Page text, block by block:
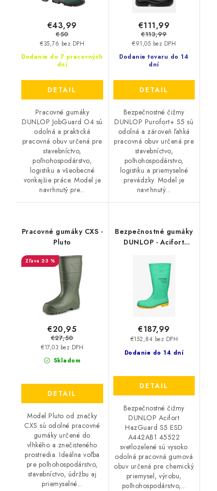
Dodanie do 7 pracovných
dní
€35,76 bez DPH
€43,99
€50
DETAIL
Pracovné gumáky
DUNLOP JobGuard O4 sú
odolná a praktická
pracovná obuv určená pre
stavebníctvo,
poľnohospodárstvo,
logistiku a všeobecné
vonkajšie práce. Model je
navrhnutý pre...
Dodanie tovaru do 14
dní
€91,05 bez DPH
€111,99
€113,99
DETAIL
Bezpečnostné čižmy
DUNLOP Purofort+ S5 sú
odolná a zároveň ľahká
pracovná obuv určená pre
stavebníctvo,
poľnohospodárstvo,
logistiku a priemyselné
prevádzky. Model je
navrhnutý...
Pracovné gumáky CXS -
Pluto
23 %
Skladom
€17,03 bez DPH
€20,95
€27,50
DETAIL
Model Pluto od značky
CXS sú odolné pracovné
gumáky určené do
vlhkého a znečisteného
prostredia. Ideálna voľba
pre poľnohospodárstvo,
stavebníctvo, údržbu aj
priemyselné...
Bezpečnostné gumáky
DUNLOP - Acifort
A442AB1 45522
Dodanie do 14 dní
€152,84 bez DPH
€187,99
DETAIL
Bezpečnostné čižmy
DUNLOP Acifort
HazGuard S5 ESD
A442AB1 45522
svetlozelené sú vysoko
odolná pracovná gumová
obuv určená pre chemický
priemysel, výrobu,
poľnohospodárstvo,...